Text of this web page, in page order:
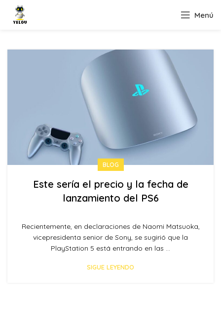
Menú
BLOG
Este sería el precio y la fecha de
lanzamiento del PS6
Recientemente, en declaraciones de Naomi Matsuoka,
vicepresidenta senior de Sony, se sugirió que la
PlayStation 5 está entrando en las ...
SIGUE LEYENDO